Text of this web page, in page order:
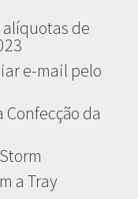
alíquotas de
e-mail pelo
Confecção da
a Tray